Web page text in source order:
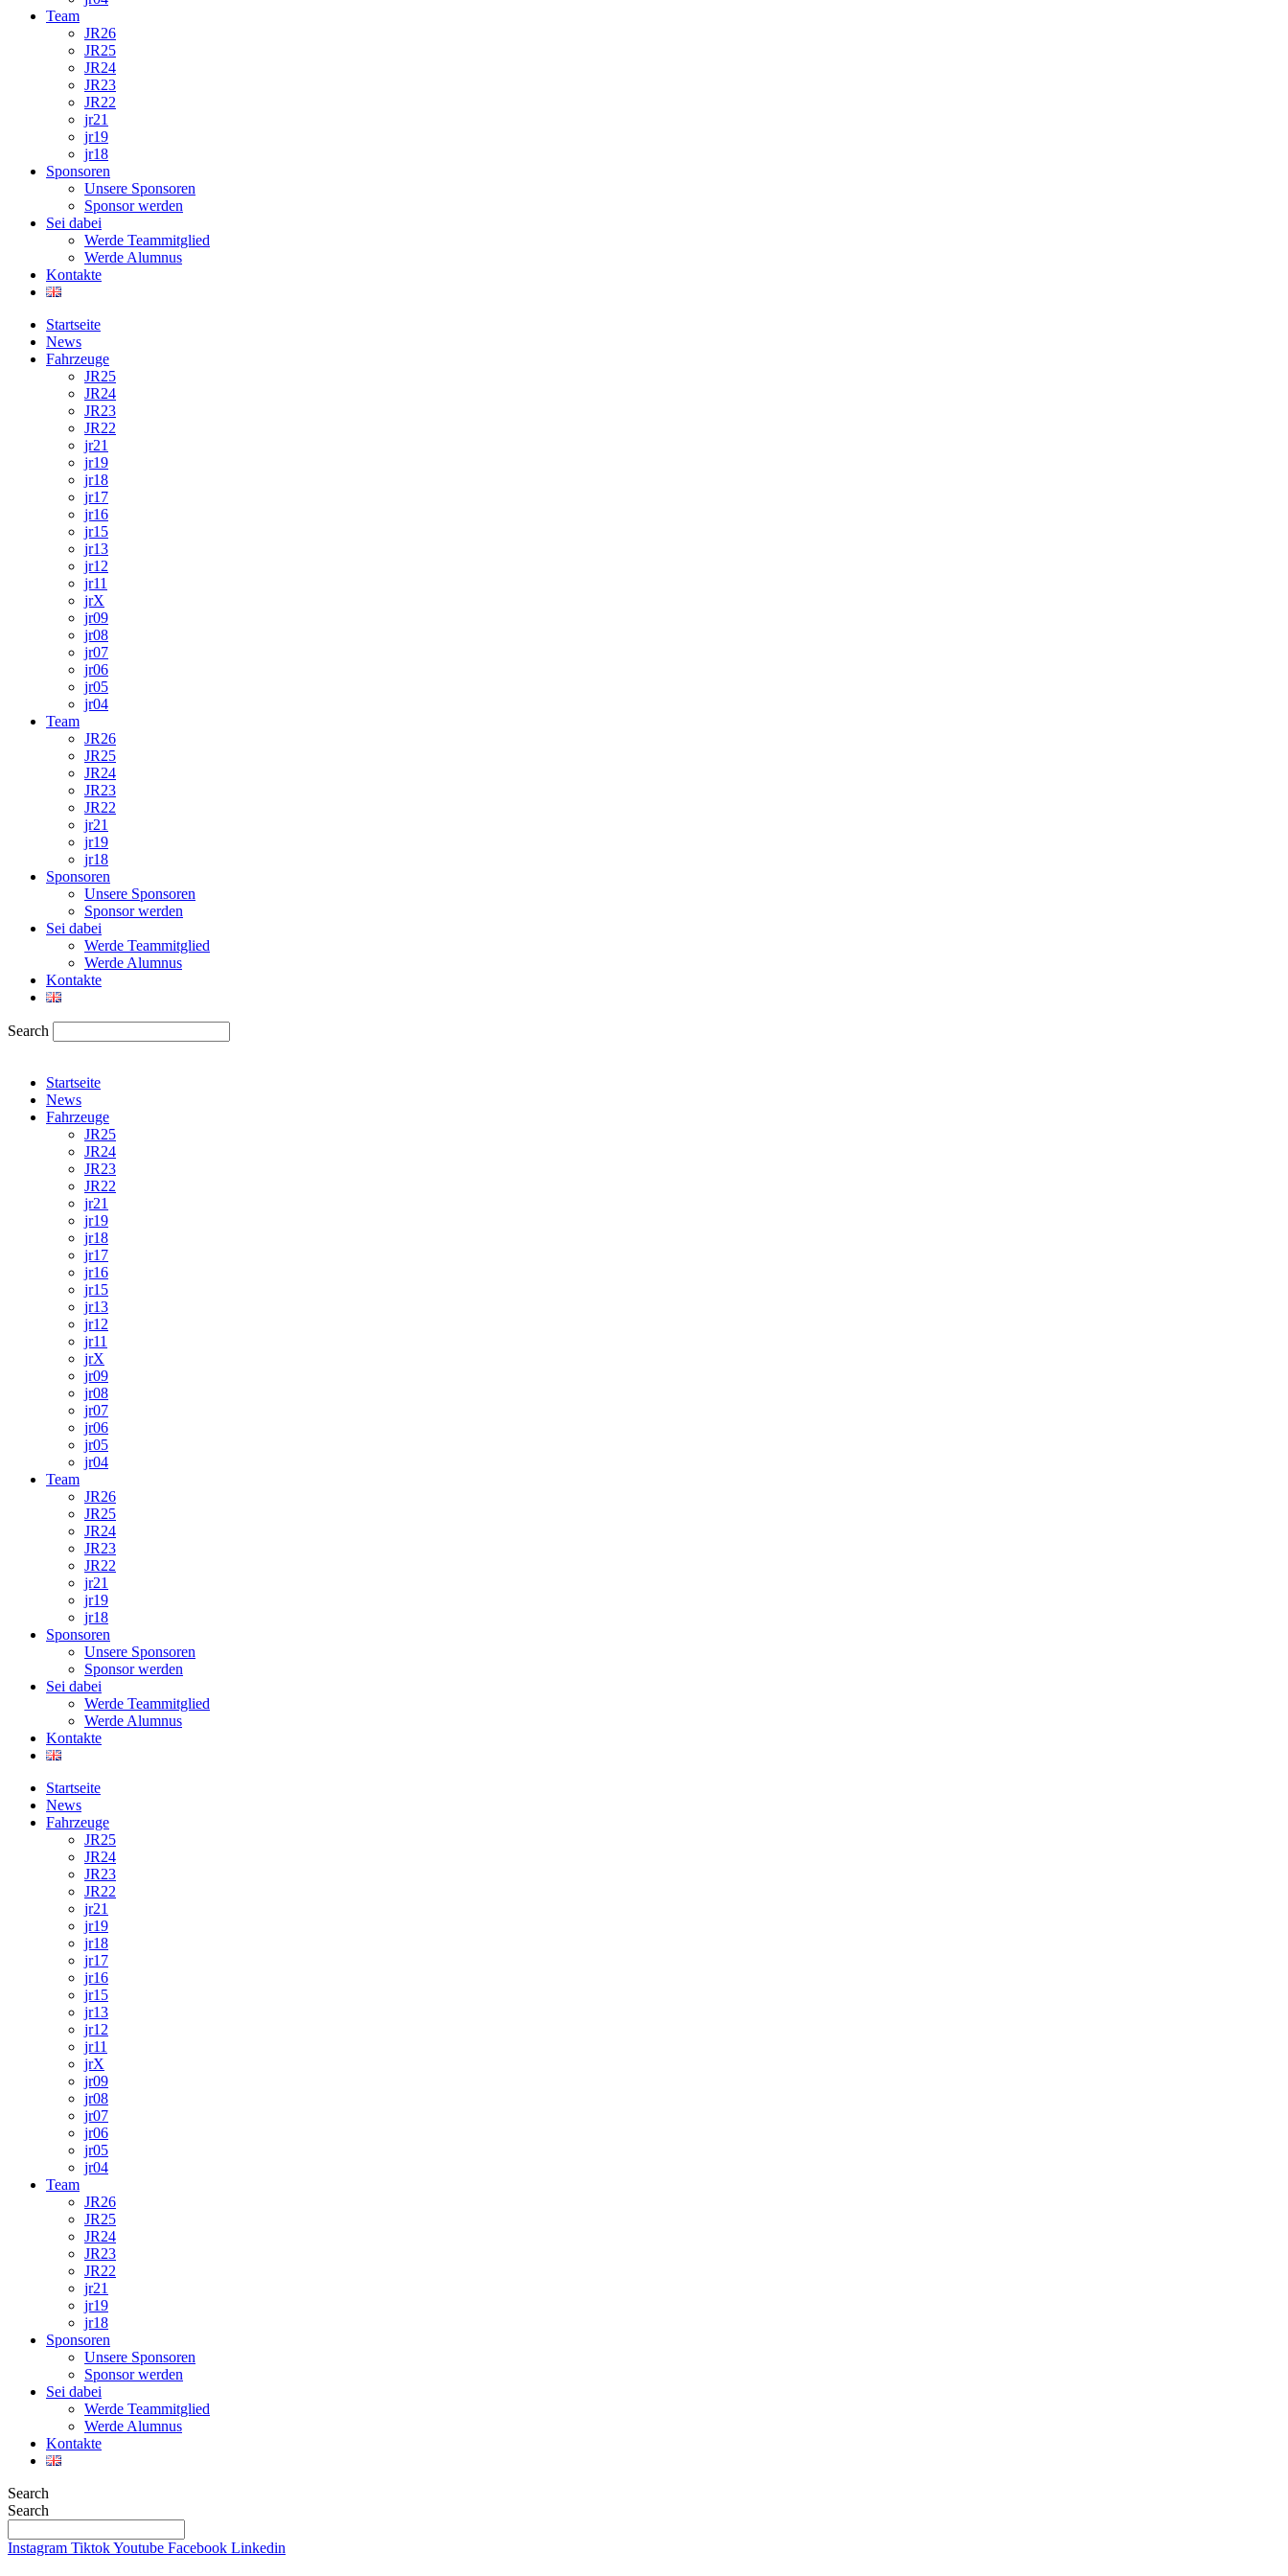
Team
JR26
JR25
JR24
JR23
JR22
jr21
jr19
jr18
Sponsoren
Unsere Sponsoren
Sponsor werden
Sei dabei
Werde Teammitglied
Werde Alumnus
Kontakte
Startseite
News
Fahrzeuge
JR25
JR24
JR23
JR22
jr21
jr19
jr18
jr17
jr16
jr15
jr13
jr12
jr11
jrX
jr09
jr08
jr07
jr06
jr05
jr04
Team
JR26
JR25
JR24
JR23
JR22
jr21
jr19
jr18
Sponsoren
Unsere Sponsoren
Sponsor werden
Sei dabei
Werde Teammitglied
Werde Alumnus
Kontakte
Search
Startseite
News
Fahrzeuge
JR25
JR24
JR23
JR22
jr21
jr19
jr18
jr17
jr16
jr15
jr13
jr12
jr11
jrX
jr09
jr08
jr07
jr06
jr05
jr04
Team
JR26
JR25
JR24
JR23
JR22
jr21
jr19
jr18
Sponsoren
Unsere Sponsoren
Sponsor werden
Sei dabei
Werde Teammitglied
Werde Alumnus
Kontakte
Startseite
News
Fahrzeuge
JR25
JR24
JR23
JR22
jr21
jr19
jr18
jr17
jr16
jr15
jr13
jr12
jr11
jrX
jr09
jr08
jr07
jr06
jr05
jr04
Team
JR26
JR25
JR24
JR23
JR22
jr21
jr19
jr18
Sponsoren
Unsere Sponsoren
Sponsor werden
Sei dabei
Werde Teammitglied
Werde Alumnus
Kontakte
Search
Search
Instagram TiktokYoutube Facebook Linkedin